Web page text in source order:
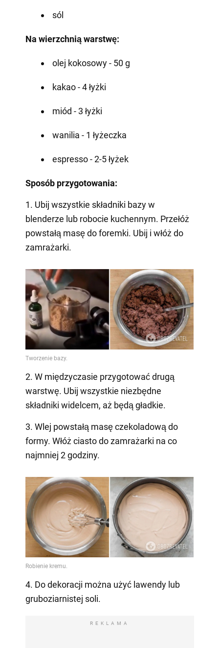
sól
Na wierzchnią warstwę:
olej kokosowy - 50 g
kakao - 4 łyżki
miód - 3 łyżki
wanilia - 1 łyżeczka
espresso - 2-5 łyżek
Sposób przygotowania:
1. Ubij wszystkie składniki bazy w
blenderze lub robocie kuchennym. Przełóż
powstałą masę do foremki. Ubij i włóż do
zamrażarki.
2. W międzyczasie przygotować drugą
warstwę. Ubij wszystkie niezbędne
składniki widelcem, aż będą gładkie.
3. Wlej powstałą masę czekoladową do
formy. Włóż ciasto do zamrażarki na co
najmniej 2 godziny.
4. Do dekoracji można użyć lawendy lub
gruboziarnistej soli.
REKLAMA